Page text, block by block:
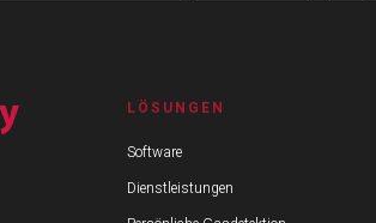
LÖSUNGEN
Software
Dienstleistungen